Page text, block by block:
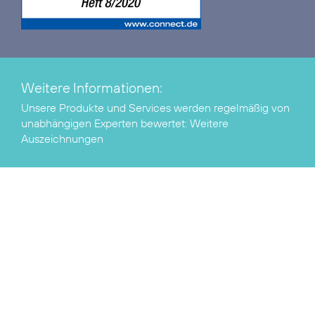
Weitere Informationen:
Unsere Produkte und Services werden regelmäßig von
unabhängigen Experten bewertet: Weitere
Auszeichnungen